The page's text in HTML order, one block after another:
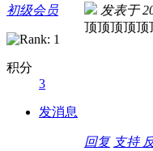
初级会员
积分
3
发消息
发表于
顶顶顶顶顶
回复 支持